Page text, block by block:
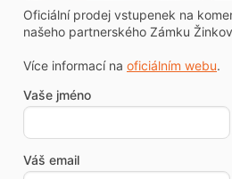
Oficiální prodej vstupenek na
našeho partnerského Zámku
Více informací na oficiálním webu.
Vaše jméno
Váš email